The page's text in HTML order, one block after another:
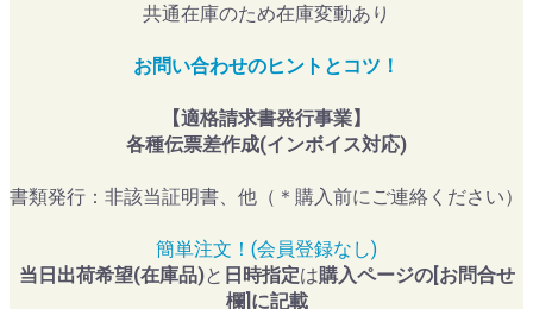
共通在庫のため在庫変動あり
お問い合わせのヒントとコツ！
【適格請求書発行事業】
各種伝票差作成(インボイス対応)
書類発行：非該当証明書、他（＊購入前にご連絡ください）
簡単注文！(会員登録なし)
当日出荷希望(在庫品)と 日時指定は購入ページの[お問合せ
欄]に記載